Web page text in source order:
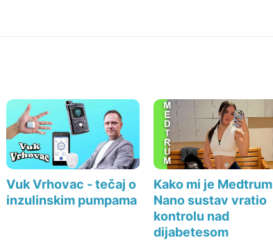
Vuk Vrhovac - tečaj o
inzulinskim pumpama
Kako mi je Medtrum
Nano sustav vratio
kontrolu nad
dijabetesom